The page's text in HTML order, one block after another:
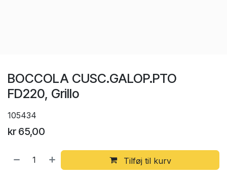
BOCCOLA CUSC.GALOP.PTO
FD220, Grillo
105434
kr 65,00
Tilføj til kurv